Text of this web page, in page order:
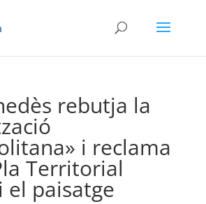
rebutja la
i reclama
Territorial
el paisatge